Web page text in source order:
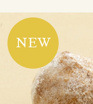
NEW